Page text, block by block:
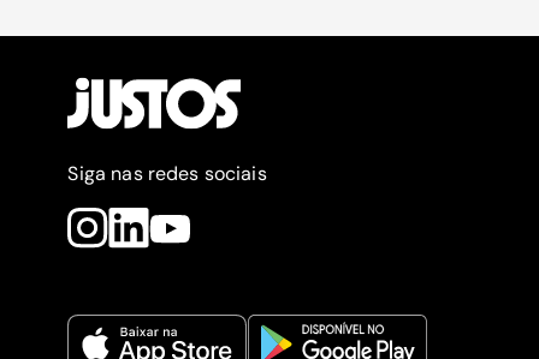
Siga nas redes sociais